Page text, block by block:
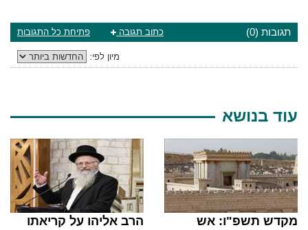
תגובות (0) פתיחת כל התגובות כתוב תגובה
מיון לפי:
עוד בנושא
מקדש תשפ"ו: אש
הרב אליהו על קריאתו